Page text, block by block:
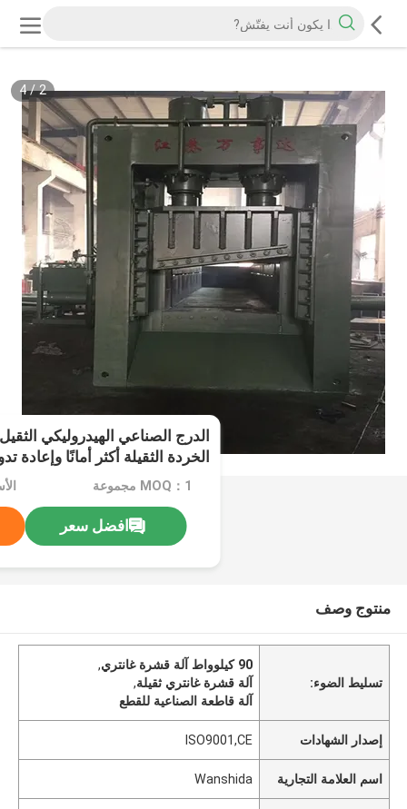
2
/
4
الخردة الثقيلة أكثر أمانًا
نظام تبريد الهواء
MOQ：1 مجموعة
افضل سعر
منتوج وصف
تسليط الضوء:
90 كيلوواط آلة قشرة غانتري
,
آلة قشرة غانتري ثقيلة,
آلة قاطعة الصناعية للقطع
إصدار الشهادات ISO9001,CE
اسم العلامة التجارية Wanshida